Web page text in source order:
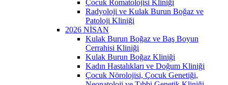
Çocuk Romatolojisi Kliniği
Radyoloji ve Kulak Burun Boğaz ve
Patoloji Kliniği
2026 NİSAN
Kulak Burun Boğaz ve Baş Boyun
Cerrahisi Kliniği
Kulak Burun Boğaz Kliniği
Kadın Hastalıkları ve Doğum Kliniği
Çocuk Nörolojisi, Çocuk Genetiği,